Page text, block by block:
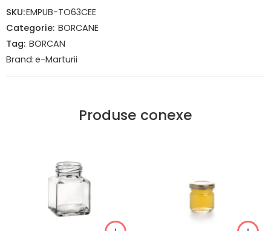
SKU:EMPUB-TO63CEE
Categorie: BORCANE
Tag: BORCAN
Brand:e-Marturii
Produse conexe